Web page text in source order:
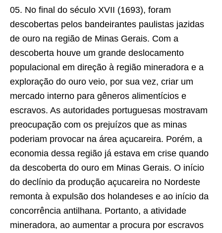
05. No final do século XVII (1693), foram
descobertas pelos bandeirantes paulistas jazidas
de ouro na região de Minas Gerais. Com a
descoberta houve um grande deslocamento
populacional em direção à região mineradora e a
exploração do ouro veio, por sua vez, criar um
mercado interno para gêneros alimentícios e
escravos. As autoridades portuguesas mostravam
preocupação com os prejuízos que as minas
poderiam provocar na área açucareira. Porém, a
economia dessa região já estava em crise quando
da descoberta do ouro em Minas Gerais. O início
do declínio da produção açucareira no Nordeste
remonta à expulsão dos holandeses e ao início da
concorrência antilhana. Portanto, a atividade
mineradora, ao aumentar a procura por escravos